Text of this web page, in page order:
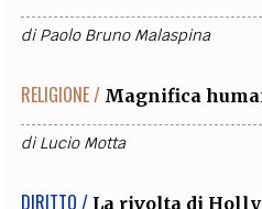
diPaolo Bruno Malaspina
RELIGIONE / Magnifica
diLucio Motta
DIRITTO / La rivolta di